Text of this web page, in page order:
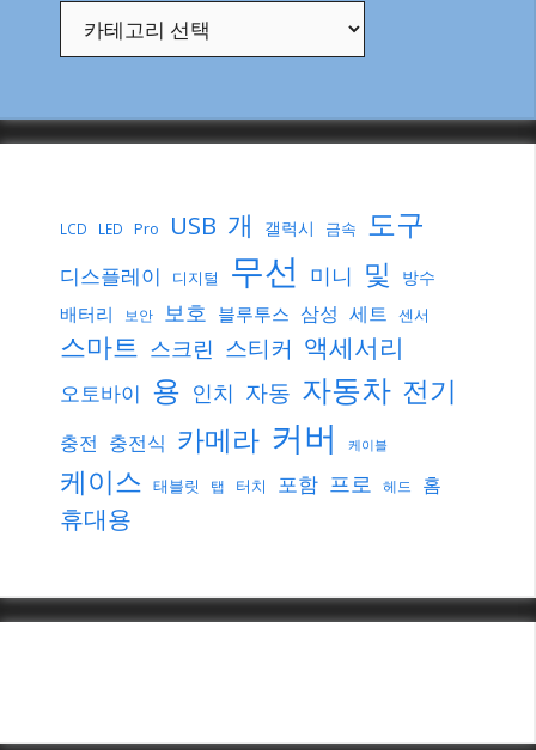
LCD LED Pro USB 개 갤럭시 금속 도구
디스플레이 디지털 무선 미니 및 방수
배터리 보안 보호 블루투스 삼성 세트 센서
스마트 스크린 스티커 액세서리
오토바이 용 인치 자동 자동차 전기
충전 충전식 카메라 커버 케이블
케이스 태블릿 탭 터치 포함 프로 헤드 홈
휴대용